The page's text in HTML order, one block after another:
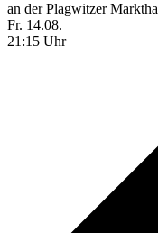
an der Plagwitzer
Fr. 14.08.
21:15 Uhr